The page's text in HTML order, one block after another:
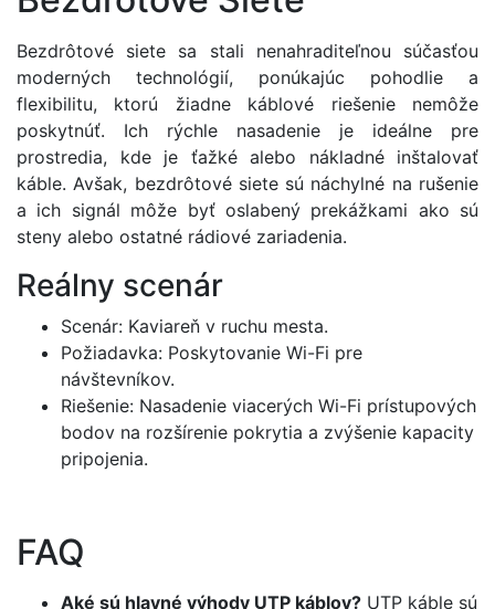
Bezdrôtové siete sa stali nenahraditeľnou súčasťou
moderných technológií, ponúkajúc pohodlie a
flexibilitu, ktorú žiadne káblové riešenie nemôže
poskytnúť. Ich rýchle nasadenie je ideálne pre
prostredia, kde je ťažké alebo nákladné inštalovať
káble. Avšak, bezdrôtové siete sú náchylné na rušenie
a ich signál môže byť oslabený prekážkami ako sú
steny alebo ostatné rádiové zariadenia.
Reálny scenár
Scenár: Kaviareň v ruchu mesta.
Požiadavka: Poskytovanie Wi-Fi pre
návštevníkov.
Riešenie: Nasadenie viacerých Wi-Fi prístupových
bodov na rozšírenie pokrytia a zvýšenie kapacity
pripojenia.
FAQ
Aké sú hlavné výhody UTP káblov? UTP káble sú